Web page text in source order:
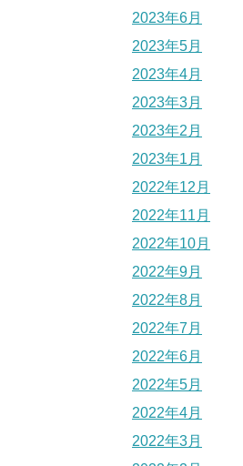
2023年6月
2023年5月
2023年4月
2023年3月
2023年2月
2023年1月
2022年12月
2022年11月
2022年10月
2022年9月
2022年8月
2022年7月
2022年6月
2022年5月
2022年4月
2022年3月